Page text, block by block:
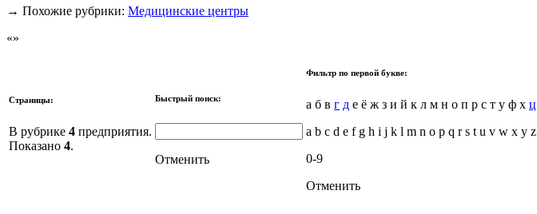
→ Похожие рубрики: Медицинские центры
Страницы:
В рубрике 4 предприятия.
Показано 4.
Быстрый поиск:
Отменить
Фильтр по первой букве:
а б в г д е ё ж з и й к л м н о п р с т у ф х ц
a b c d e f g h i j k l m n o p q r s t u v w x y z
0-9
Отменить